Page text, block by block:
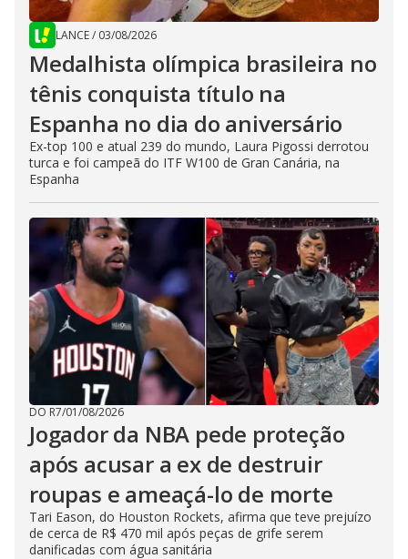
LANCE/ 03/08/2026
Medalhista olímpica brasileira no
tênis conquista título na
Espanha no dia do aniversário
Ex-top 100 e atual 239 do mundo, Laura Pigossi derrotou
turca e foi campeã do ITF W100 de Gran Canária, na
Espanha
DO R7/01/08/2026
Jogador da NBA pede proteção
após acusar a ex de destruir
roupas e ameaçá-lo de morte
Tari Eason, do Houston Rockets, afirma que teve prejuízo
de cerca de R$ 470 mil após peças de grife serem
danificadas com água sanitária